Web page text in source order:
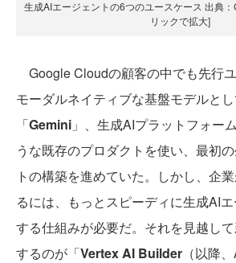
生成AIエージェントの6つのユースケース 出典
リックで拡大]
Google Cloudの顧客の中でも先行
モーダルネイティブな基盤モデルと
「Gemini 」、生成AIプラットフォー
うな既存のプロダクトを使い、最初
トの構築を進めていた。しかし、企
るには、もっとスピーディに生成AI
する仕組みが必要だ。それを見越し
するのが「Vertex AI Builder （以降